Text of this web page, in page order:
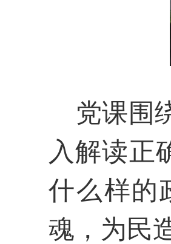
党课围
入解读正
什么样的
魂，为民